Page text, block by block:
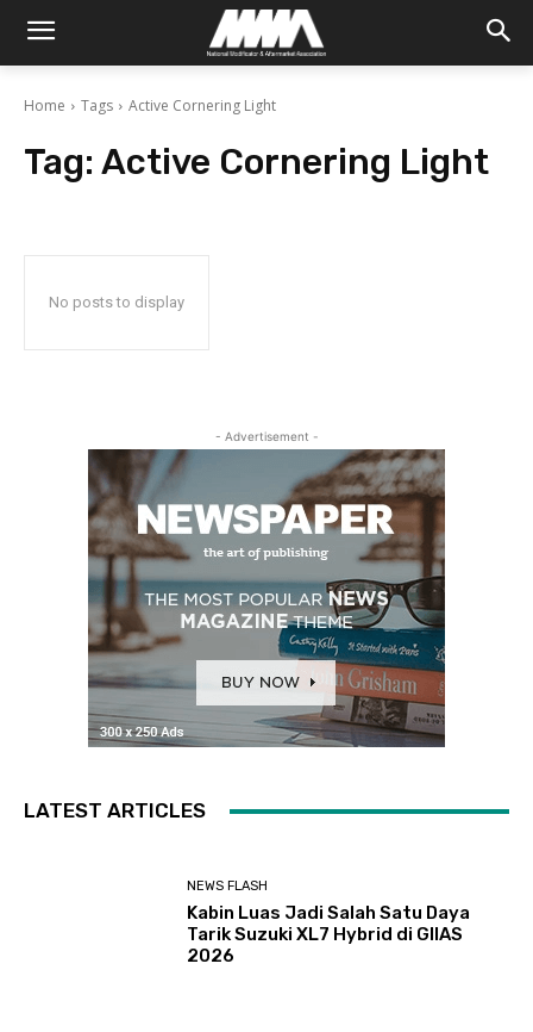
Home Tags Active Cornering Light
Tag: Active Cornering Light
No posts to display
- Advertisement -
LATEST ARTICLES
NEWS FLASH
Kabin Luas Jadi Salah Satu Daya
Tarik Suzuki XL7 Hybrid di GIIAS
2026